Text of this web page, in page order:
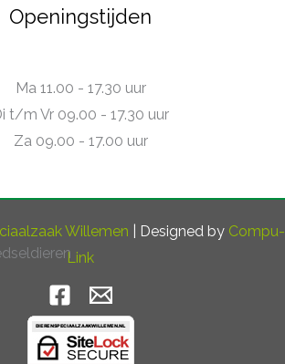
Openingstijden
Ma 11.00 - 17.30 uur
t/m Vr 09.00 - 17.30 uur
Za 09.00 - 17.00 uur
Willemen | Designed by Compu-
Link